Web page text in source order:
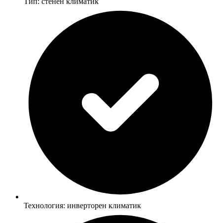
Технология: инверторен климатик